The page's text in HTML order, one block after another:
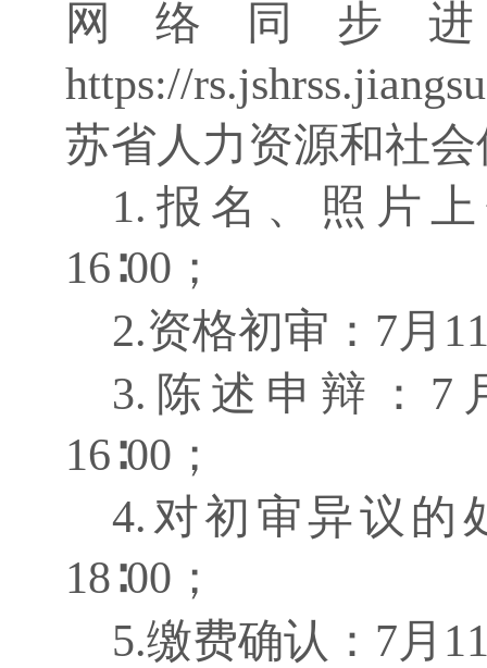
网络同步
https://
苏省人力资源和社
1.报名、照片上
16∶00；
2.资格初审：7月
3.陈述申辩：7
16∶00；
4.对初审异议的
18∶00；
5.缴费确认：7月